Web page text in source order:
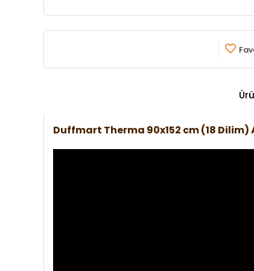
Duffmart Therma 90x152 cm (18